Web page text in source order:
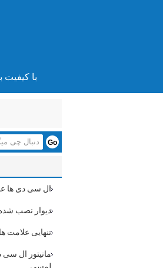
با کیفیت
ال سی دی ها
دیوار نصب
تنهایی علامت
مانیتور ال